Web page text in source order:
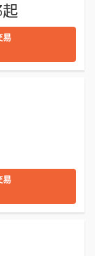
易
易